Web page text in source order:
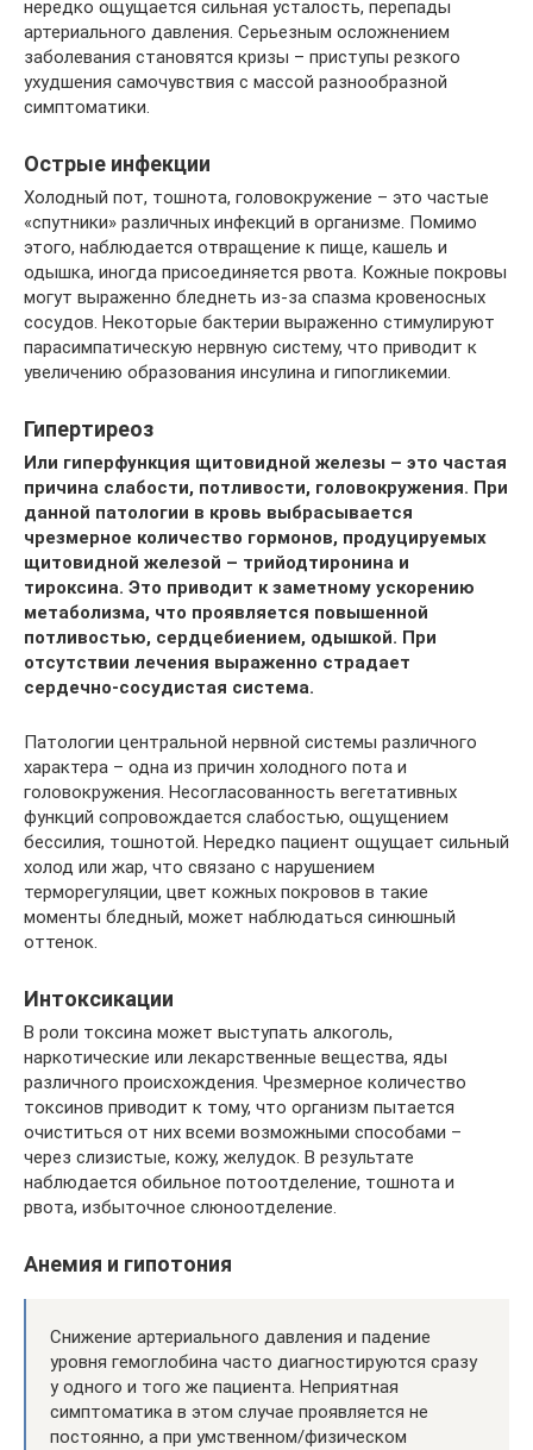
нередко ощущается сильная усталость, перепады
артериального давления. Серьезным осложнением
заболевания становятся кризы – приступы резкого
ухудшения самочувствия с массой разнообразной
симптоматики.
Острые инфекции
Холодный пот, тошнота, головокружение – это частые
«спутники» различных инфекций в организме. Помимо
этого, наблюдается отвращение к пище, кашель и
одышка, иногда присоединяется рвота. Кожные покровы
могут выраженно бледнеть из-за спазма кровеносных
сосудов. Некоторые бактерии выраженно стимулируют
парасимпатическую нервную систему, что приводит к
увеличению образования инсулина и гипогликемии.
Гипертиреоз
Или гиперфункция щитовидной железы – это частая
причина слабости, потливости, головокружения. При
данной патологии в кровь выбрасывается
чрезмерное количество гормонов, продуцируемых
щитовидной железой – трийодтиронина и
тироксина. Это приводит к заметному ускорению
метаболизма, что проявляется повышенной
потливостью, сердцебиением, одышкой. При
отсутствии лечения выраженно страдает
сердечно-сосудистая система.
Патологии центральной нервной системы различного
характера – одна из причин холодного пота и
головокружения. Несогласованность вегетативных
функций сопровождается слабостью, ощущением
бессилия, тошнотой. Нередко пациент ощущает сильный
холод или жар, что связано с нарушением
терморегуляции, цвет кожных покровов в такие
моменты бледный, может наблюдаться синюшный
оттенок.
Интоксикации
В роли токсина может выступать алкоголь,
наркотические или лекарственные вещества, яды
различного происхождения. Чрезмерное количество
токсинов приводит к тому, что организм пытается
очиститься от них всеми возможными способами –
через слизистые, кожу, желудок. В результате
наблюдается обильное потоотделение, тошнота и
рвота, избыточное слюноотделение.
Анемия и гипотония
Снижение артериального давления и падение
уровня гемоглобина часто диагностируются сразу
у одного и того же пациента. Неприятная
симптоматика в этом случае проявляется не
постоянно, а при умственном/физическом